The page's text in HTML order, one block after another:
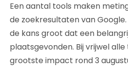
Een aantal tools maken
de zoekresultaten van
de kans groot dat een
plaatsgevonden. Bij vrijwel
grootste impact rond 3